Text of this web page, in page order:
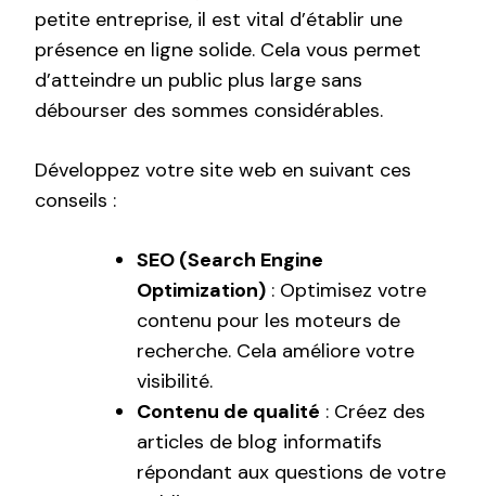
petite entreprise, il est vital d’établir une
présence en ligne solide. Cela vous permet
d’atteindre un public plus large sans
débourser des sommes considérables.
Développez votre site web en suivant ces
conseils :
SEO (Search Engine
Optimization) : Optimisez votre
contenu pour les moteurs de
recherche. Cela améliore votre
visibilité.
Contenu de qualité : Créez des
articles de blog informatifs
répondant aux questions de votre